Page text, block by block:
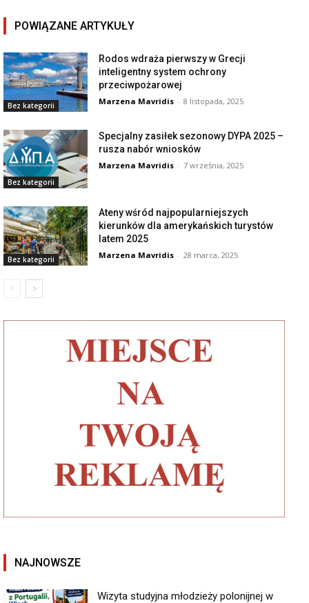
POWIĄZANE ARTYKUŁY
Bez kategorii
Rodos wdraża pierwszy w Grecji
inteligentny system ochrony
przeciwpożarowej
Marzena Mavridis - 8 listopada, 2025
Bez kategorii
Specjalny zasiłek sezonowy DYPA 2025 –
rusza nabór wniosków
Marzena Mavridis - 7 września, 2025
Bez kategorii
Ateny wśród najpopularniejszych
kierunków dla amerykańskich turystów
latem 2025
Marzena Mavridis - 28 marca, 2025
NAJNOWSZE
Wizyta studyjna młodzieży polonijnej w